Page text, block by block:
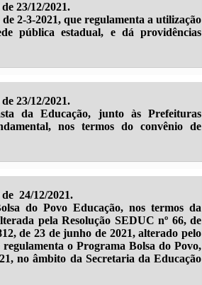
23/12/2021.
2-3-2021, que regulamenta a utilização
pública estadual, e dá providências
23/12/2021.
da Educação, junto às Prefeituras
nos termos do convênio de
24/12/2021.
do Povo Educação, nos termos da
pela Resolução SEDUC nº 66, de
de 23 de junho de 2021, alterado pelo
o Programa Bolsa do Povo,
no âmbito da Secretaria da Educação